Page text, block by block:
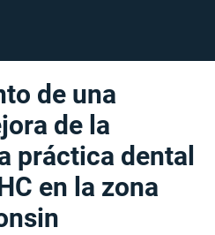
de una
de la
práctica dental
en la zona